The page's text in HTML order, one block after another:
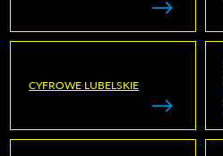
CYFROWE LUBELSKIE